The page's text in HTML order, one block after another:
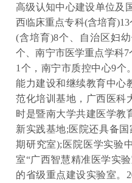
高级认知中心建设单位及
西临床重点专科(含培育
(含培育)8个、自治区妇
个、南宁市医学重点学科
1个，南宁市质控中心9个
能力建设和继续教育中心
范化培训基地，广西医科
时是暨南大学共建医学教
新实践基地;医院还具备
期研究室);医院医学实验
室“广西智慧精准医学实
的省级重点建设实验室。